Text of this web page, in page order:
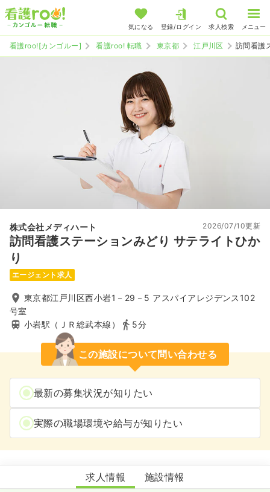
気になる 登録/ログイン 求人検索 メニュー
看護roo![カンゴルー] 看護roo! 転職 東京都 江戸川区 訪問看護
株式会社メディハート
訪問看護ステーションみどり サテライトひか
り
2026/07/10更新
エージェント求人
東京都江戸川区西小岩1－29－5 アスパイアレジデンス102
号室
小岩駅（ＪＲ総武本線）
5分
この施設について問い合わせる
最新の募集状況が知りたい
実際の職場環境や給与が知りたい
訪問看護ステーションみどり サテライトひかり
求人情報 施設情報